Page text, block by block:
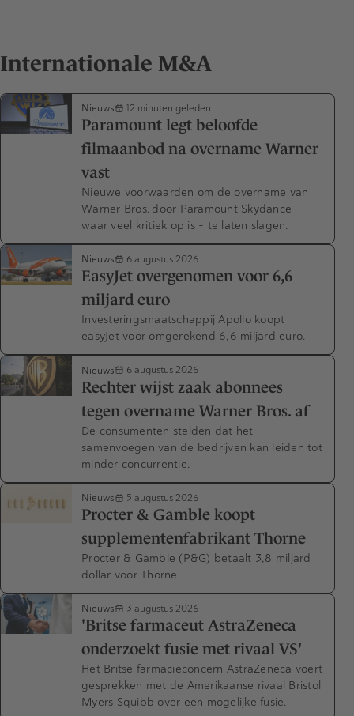
Internationale M&A
Nieuws 12 minuten geleden
Paramount legt beloofde
filmaanbod na overname Warner
vast
Nieuwe voorwaarden om de overname van
Warner Bros. door Paramount Skydance –
waar veel kritiek op is – te laten slagen.
Nieuws 6 augustus 2026
EasyJet overgenomen voor 6,6
miljard euro
Investeringsmaatschappij Apollo koopt
easyJet voor omgerekend 6,6 miljard euro.
Nieuws 6 augustus 2026
Rechter wijst zaak abonnees
tegen overname Warner Bros. af
De consumenten stelden dat het
samenvoegen van de bedrijven kan leiden tot
minder concurrentie.
Nieuws 5 augustus 2026
Procter & Gamble koopt
supplementenfabrikant Thorne
Procter & Gamble (P&G) betaalt 3,8 miljard
dollar voor Thorne.
Nieuws 3 augustus 2026
'Britse farmaceut AstraZeneca
onderzoekt fusie met rivaal VS'
Het Britse farmacieconcern AstraZeneca voert
gesprekken met de Amerikaanse rivaal Bristol
Myers Squibb over een mogelijke fusie.